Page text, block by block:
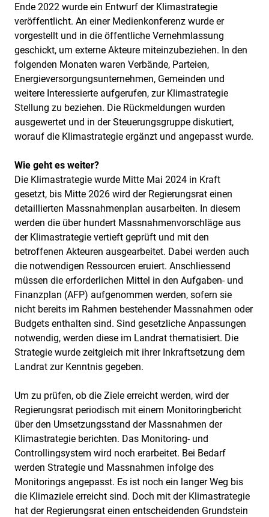
Ende 2022 wurde ein Entwurf der Klimastrategie
veröffentlicht. An einer Medienkonferenz wurde er
vorgestellt und in die öffentliche Vernehmlassung
geschickt, um externe Akteure miteinzubeziehen. In den
folgenden Monaten waren Verbände, Parteien,
Energieversorgungsunternehmen, Gemeinden und
weitere Interessierte aufgerufen, zur Klimastrategie
Stellung zu beziehen. Die Rückmeldungen wurden
ausgewertet und in der Steuerungsgruppe diskutiert,
worauf die Klimastrategie ergänzt und angepasst wurde.
Wie geht es weiter?
Die Klimastrategie wurde Mitte Mai 2024 in Kraft
gesetzt, bis Mitte 2026 wird der Regierungsrat einen
detaillierten Massnahmenplan ausarbeiten. In diesem
werden die über hundert Massnahmenvorschläge aus
der Klimastrategie vertieft geprüft und mit den
betroffenen Akteuren ausgearbeitet. Dabei werden auch
die notwendigen Ressourcen eruiert. Anschliessend
müssen die erforderlichen Mittel in den Aufgaben- und
Finanzplan (AFP) aufgenommen werden, sofern sie
nicht bereits im Rahmen bestehender Massnahmen oder
Budgets enthalten sind. Sind gesetzliche Anpassungen
notwendig, werden diese im Landrat thematisiert. Die
Strategie wurde zeitgleich mit ihrer Inkraftsetzung dem
Landrat zur Kenntnis gegeben.
Um zu prüfen, ob die Ziele erreicht werden, wird der
Regierungsrat periodisch mit einem Monitoringbericht
über den Umsetzungsstand der Massnahmen der
Klimastrategie berichten. Das Monitoring- und
Controllingsystem wird noch erarbeitet. Bei Bedarf
werden Strategie und Massnahmen infolge des
Monitorings angepasst. Es ist noch ein langer Weg bis
die Klimaziele erreicht sind. Doch mit der Klimastrategie
hat der Regierungsrat einen entscheidenden Grundstein